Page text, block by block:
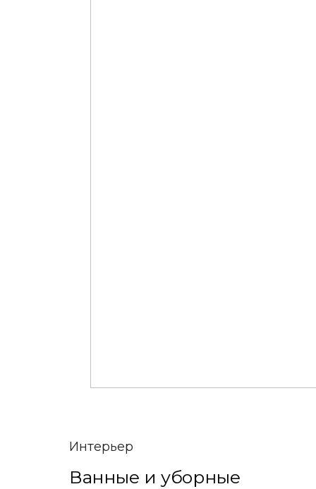
Интерьер
Ванные и уборные